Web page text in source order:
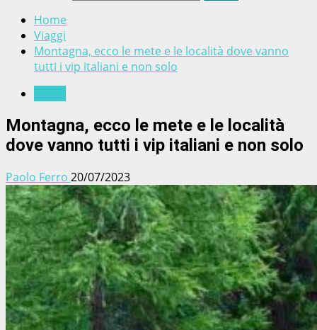
Home
Viaggi
Montagna, ecco le mete e le località dove vanno
tutti i vip italiani e non solo
Montagna, ecco le mete e le località
dove vanno tutti i vip italiani e non solo
Paolo Ferro 20/07/2023